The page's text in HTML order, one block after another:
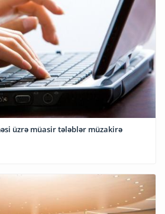
müasir tələblər müzakirə